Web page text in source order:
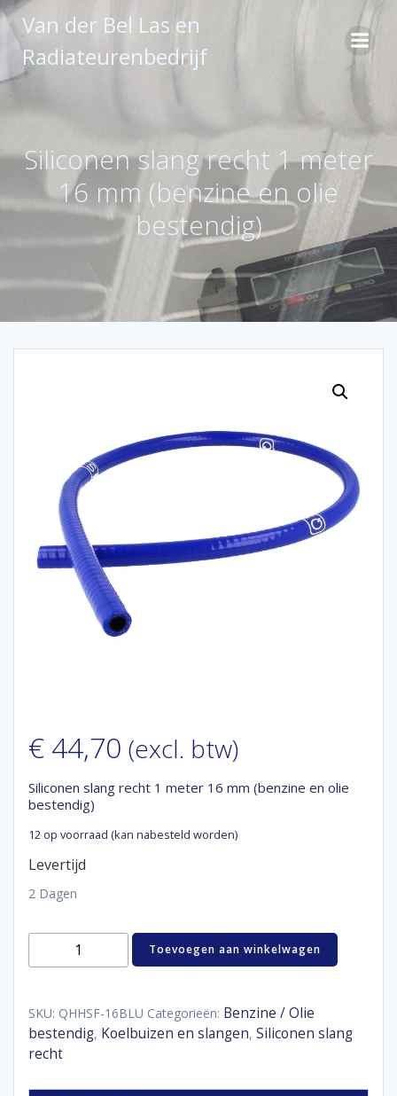
Ga
naar
inhoud
Van der Bel Las en
Radiateurenbedrijf
Siliconen slang recht 1 meter
16 mm (benzine en olie
bestendig)
€ 44,70 (excl. btw)
Siliconen slang recht 1 meter 16 mm (benzine en olie
bestendig)
12 op voorraad (kan nabesteld worden)
Levertijd
2 Dagen
Siliconen
meter
16
mm
(benzine
Toevoegen aan winkelwagen
SKU: QHHSF-16BLU Categorieën: Benzine / Olie
bestendig, Koelbuizen en slangen, Siliconen slang
recht